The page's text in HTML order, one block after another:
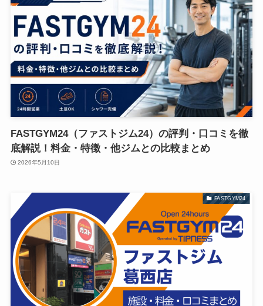
FASTGYM24（ファストジム24）の評判・口コミを徹
底解説！料金・特徴・他ジムとの比較まとめ
2026年5月10日
FASTGYM24